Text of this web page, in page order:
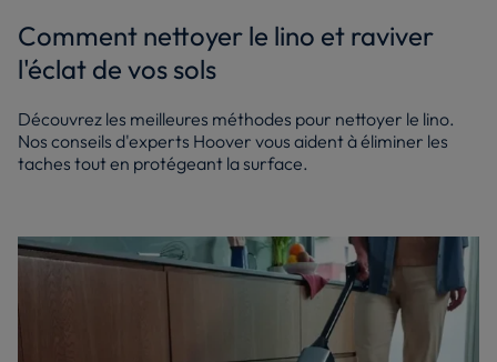
Comment nettoyer le lino et raviver
l'éclat de vos sols
Découvrez les meilleures méthodes pour nettoyer le lino.
Nos conseils d'experts Hoover vous aident à éliminer les
taches tout en protégeant la surface.